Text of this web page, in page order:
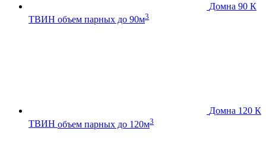
Домна 90 К
ТВИН объем парных до 90м3
Домна 120 К
ТВИН объем парных до 120м3